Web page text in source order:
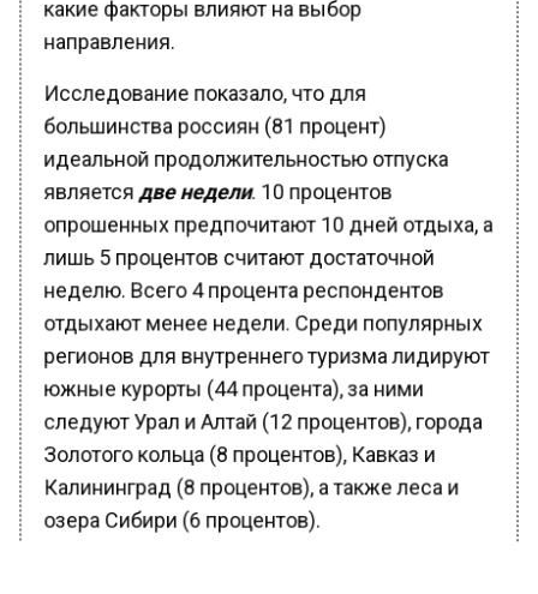
направления.
большинства россиян (81 процент)
идеальной продолжительностью отпуска
являетсядве недели. 10 процентов
опрошенных предпочитают 10 дней отдыха, а
лишь 5 процентов считают достаточной
неделю. Всего 4 процента респондентов
отдыхают менее недели. Среди популярных
регионов для внутреннего туризма лидируют
южные курорты (44 процента), за ними
следуют Урал и Алтай (12 процентов), города
Золотого кольца (8 процентов), Кавказ и
Калининград (8 процентов), а также леса и
озера Сибири (6 процентов).